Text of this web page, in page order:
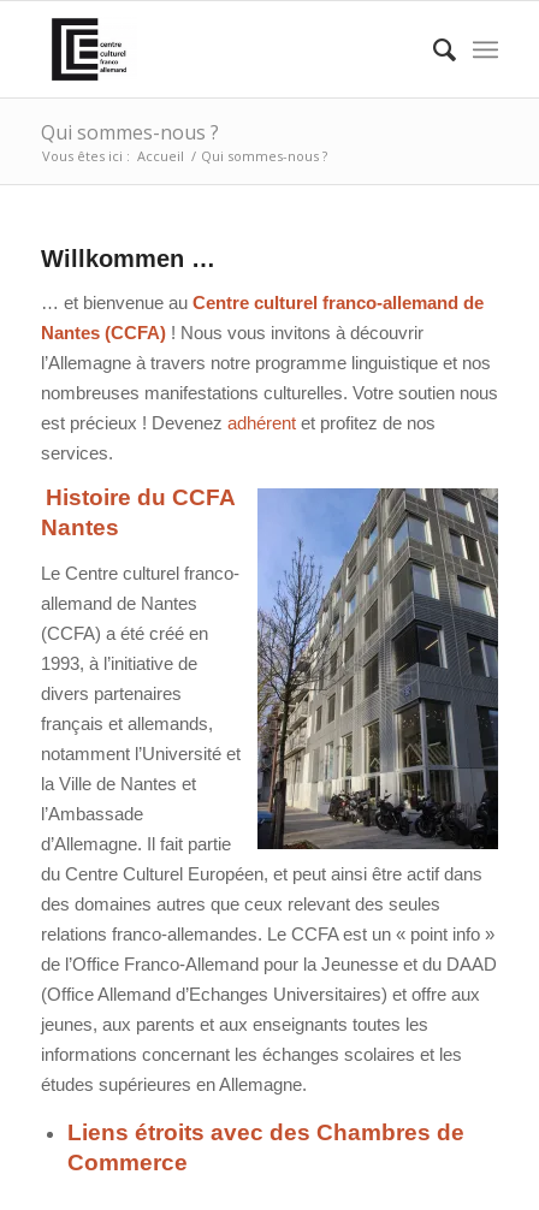
Qui sommes-nous ?
Vous êtes ici : Accueil / Qui sommes-nous ?
Willkommen …
… et bienvenue au Centre culturel franco-allemand de
Nantes (CCFA) ! Nous vous invitons à découvrir
l’Allemagne à travers notre programme linguistique et nos
nombreuses manifestations culturelles. Votre soutien nous
est précieux ! Devenez adhérentet profitez de nos
services.
Histoire du CCFA
Nantes
Le Centre culturel franco-
allemand de Nantes
(CCFA) a été créé en
1993, à l’initiative de
divers partenaires
français et allemands,
notamment l’Université et
la Ville de Nantes et
l’Ambassade
d’Allemagne. Il fait partie
du Centre Culturel Européen, et peut ainsi être actif dans
des domaines autres que ceux relevant des seules
relations franco-allemandes. Le CCFA est un « point info »
de l’Office Franco-Allemand pour la Jeunesse et du DAAD
(Office Allemand d’Echanges Universitaires) et offre aux
jeunes, aux parents et aux enseignants toutes les
informations concernant les échanges scolaires et les
études supérieures en Allemagne.
Liens étroits avec des Chambres de
Commerce